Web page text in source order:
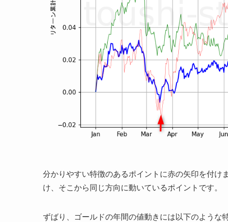
分かりやすい特徴のあるポイントに赤の矢印を付け
け、そこから同じ方向に動いているポイントです。
ずばり、ゴールドの年間の値動きには以下のような